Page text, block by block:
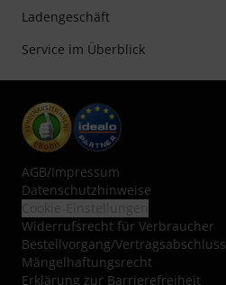
Ladengeschäft
Service im Überblick
AGB/Impressum
Datenschutzhinweise
Widerrufsrecht für Verbraucher
Bestellvorgang/Vertragsabschluss
Mängelhaftungsrecht
Erklärung zur Barrierefreiheit